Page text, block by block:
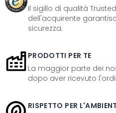
Il sigillo di qualità
dell'acquirente
sicurezza.
PRODOTTI PER TE
La maggior parte dei
dopo aver ricevuto
RISPETTO PER